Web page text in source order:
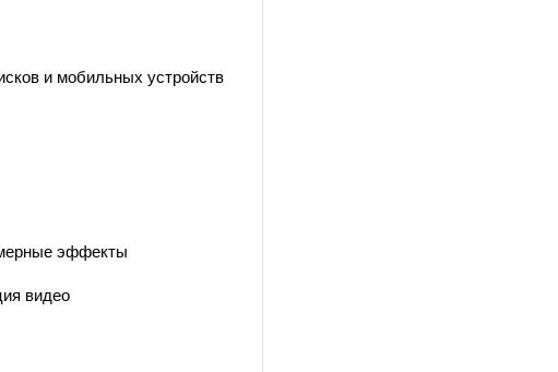
и мобильных устройств
эффекты
видео